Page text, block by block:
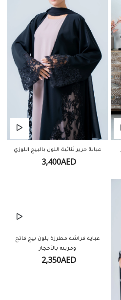
عباية حرير ثنائية اللون بالبيج اللوزي
3,400AED
عباية فراشة مطرزة بلون بيج فاتح
ومزينة بالأحجار
2,350AED